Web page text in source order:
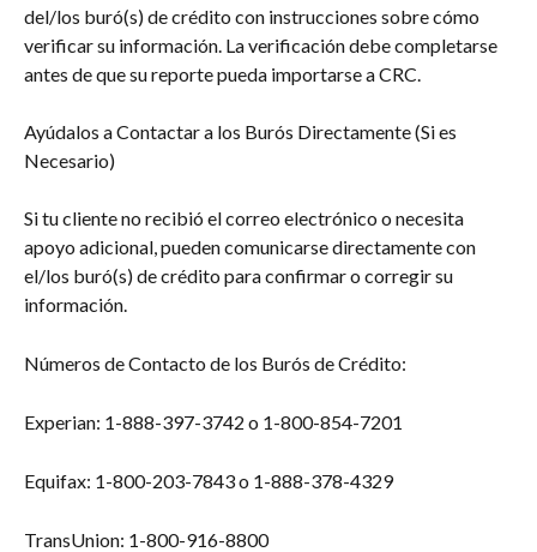
del/los buró(s) de crédito con instrucciones sobre cómo
verificar su información. La verificación debe completarse
antes de que su reporte pueda importarse a CRC.
Ayúdalos a Contactar a los Burós Directamente (Si es
Necesario)
Si tu cliente no recibió el correo electrónico o necesita
apoyo adicional, pueden comunicarse directamente con
el/los buró(s) de crédito para confirmar o corregir su
información.
Números de Contacto de los Burós de Crédito:
Experian: 1-888-397-3742 o 1-800-854-7201
Equifax: 1-800-203-7843 o 1-888-378-4329
TransUnion: 1-800-916-8800